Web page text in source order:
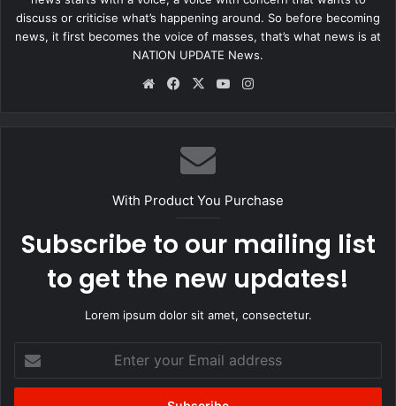
discuss or criticise what’s happening around. So before becoming
news, it first becomes the voice of masses, that’s what news is at
NATION UPDATE News.
WebsiteFacebook
X YouTube
With Product You Purchase
Subscribe to our mailing list
to get the new updates!
Lorem ipsum dolor sit amet, consectetur.
your
Email